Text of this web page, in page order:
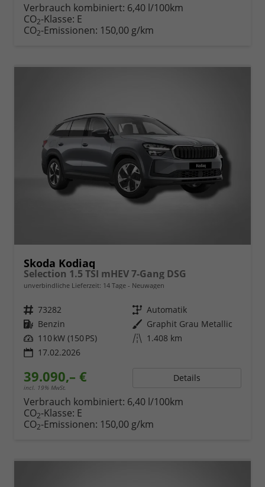
Verbrauch kombiniert: 6,40 l/100km
CO2-Klasse: E
CO2-Emissionen: 150,00 g/km
Skoda Kodiaq
Selection 1.5 TSI mHEV 7-Gang DSG
unverbindliche Lieferzeit: 14 Tage Neuwagen
Fahrzeugnr. 73282 Getriebe Automatik
Kraftstoff Benzin Außenfarbe Graphit Grau Metallic
Leistung 110 kW (150 PS) Kilometerstand 1.408 km
17.02.2026
39.090,– €
incl. 19% MwSt.
Details
Verbrauch kombiniert: 6,40 l/100km
CO2-Klasse: E
CO2-Emissionen: 150,00 g/km